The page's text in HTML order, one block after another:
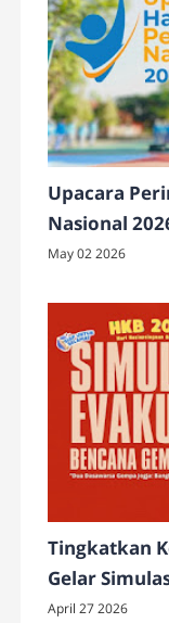
Upacara
May 02 2026
Tingkatkan
Gelar
Peringatan
April 27 2026